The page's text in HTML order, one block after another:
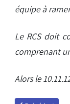
équipe à
Le RCS doit
comprenant
Alors le